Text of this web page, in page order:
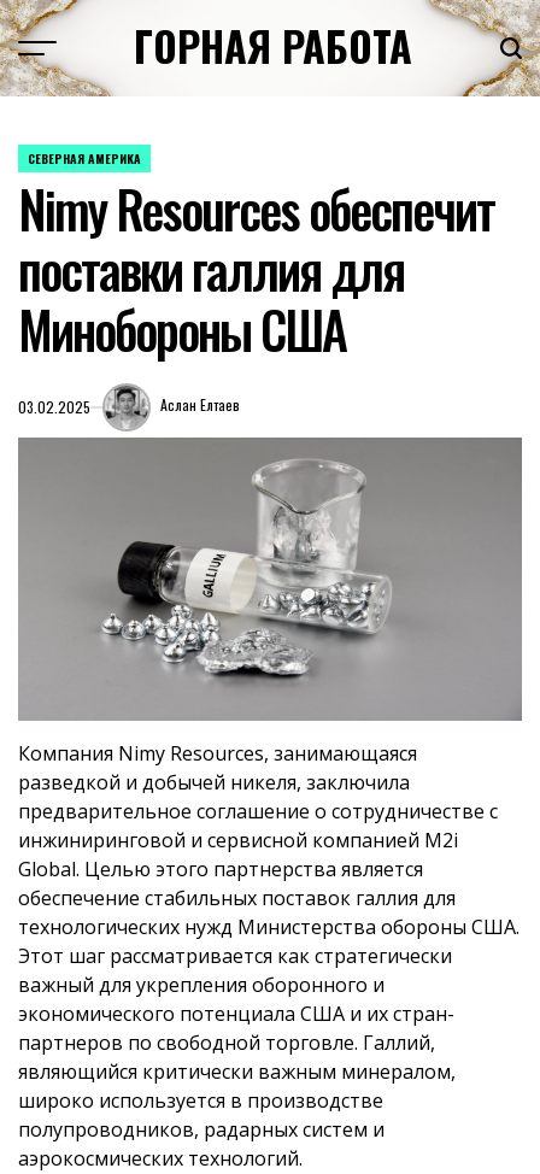
Перейти
к
содержимому
ГОРНАЯ РАБОТА
ОПУБЛИКОВАНО
СЕВЕРНАЯ АМЕРИКА
Nimy Resources обеспечит
поставки галлия для
Минобороны США
03.02.2025 Аслан Елтаев
Компания Nimy Resources, занимающаяся
разведкой и добычей никеля, заключила
предварительное соглашение о сотрудничестве с
инжиниринговой и сервисной компанией M2i
Global. Целью этого партнерства является
обеспечение стабильных поставок галлия для
технологических нужд Министерства обороны США.
Этот шаг рассматривается как стратегически
важный для укрепления оборонного и
экономического потенциала США и их стран-
партнеров по свободной торговле. Галлий,
являющийся критически важным минералом,
широко используется в производстве
полупроводников, радарных систем и
аэрокосмических технологий.